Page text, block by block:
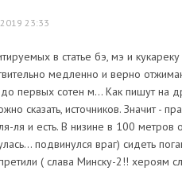
23:33
в статье бэ, мэ и
медленно и верно
первых сотен м... Как пишут на
сказать, источников. Значит -
ля и есть. В низине в 100 метров
подвинулся враг) сидеть
( слава Минску-2!! хероям